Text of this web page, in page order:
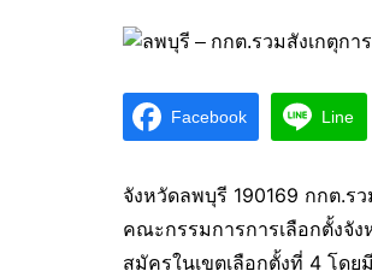
Facebook Line
จังหวัดลพบุรี 190169 กกต.ร
คณะกรรมการการเลือกตั้งจัง
สมัครในเขตเลือกตั้งที่ 4 โด